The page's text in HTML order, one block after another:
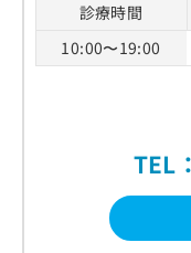
診療時間
10:00〜19:00
TEL：